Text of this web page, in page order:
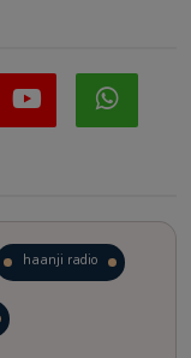
haanji radio